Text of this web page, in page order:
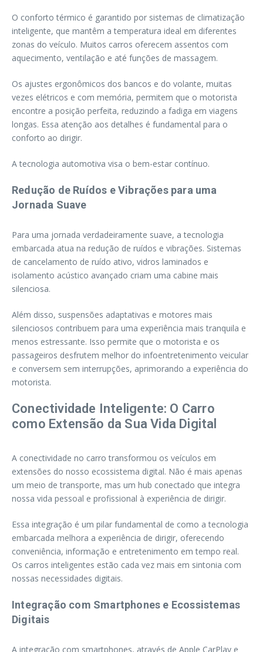
O conforto térmico é garantido por sistemas de climatização
inteligente, que mantêm a temperatura ideal em diferentes
zonas do veículo. Muitos carros oferecem assentos com
aquecimento, ventilação e até funções de massagem.
Os ajustes ergonômicos dos bancos e do volante, muitas
vezes elétricos e com memória, permitem que o motorista
encontre a posição perfeita, reduzindo a fadiga em viagens
longas. Essa atenção aos detalhes é fundamental para o
conforto ao dirigir.
A tecnologia automotiva visa o bem-estar contínuo.
Redução de Ruídos e Vibrações para uma
Jornada Suave
Para uma jornada verdadeiramente suave, a tecnologia
embarcada atua na redução de ruídos e vibrações. Sistemas
de cancelamento de ruído ativo, vidros laminados e
isolamento acústico avançado criam uma cabine mais
silenciosa.
Além disso, suspensões adaptativas e motores mais
silenciosos contribuem para uma experiência mais tranquila e
menos estressante. Isso permite que o motorista e os
passageiros desfrutem melhor do infoentretenimento veicular
e conversem sem interrupções, aprimorando a experiência do
motorista.
Conectividade Inteligente: O Carro
como Extensão da Sua Vida Digital
A conectividade no carro transformou os veículos em
extensões do nosso ecossistema digital. Não é mais apenas
um meio de transporte, mas um hub conectado que integra
nossa vida pessoal e profissional à experiência de dirigir.
Essa integração é um pilar fundamental de como a tecnologia
embarcada melhora a experiência de dirigir, oferecendo
conveniência, informação e entretenimento em tempo real.
Os carros inteligentes estão cada vez mais em sintonia com
nossas necessidades digitais.
Integração com Smartphones e Ecossistemas
Digitais
A integração com smartphones, através de Apple CarPlay e